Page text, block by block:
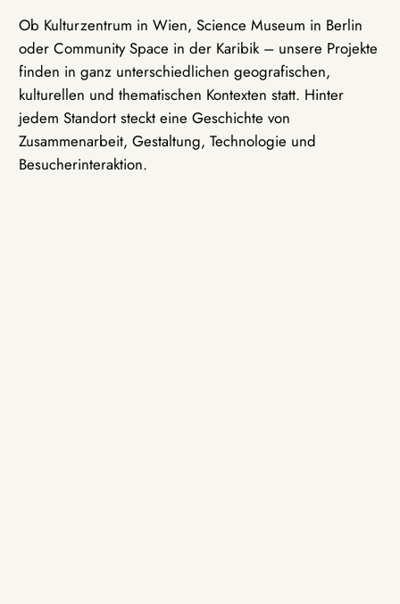
Ob Kulturzentrum in Wien, Science Museum in Berlin
oder Community Space in der Karibik – unsere Projekte
finden in ganz unterschiedlichen geografischen,
kulturellen und thematischen Kontexten statt. Hinter
jedem Standort steckt eine Geschichte von
Zusammenarbeit, Gestaltung, Technologie und
Besucherinteraktion.